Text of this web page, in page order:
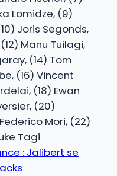
Lomidze, (9)
Joris Segonds,
Manu Tuilagi,
(14) Tom
(16) Vincent
(18) Ewan
(20)
Mori, (22)
Tagi
: Jalibert se